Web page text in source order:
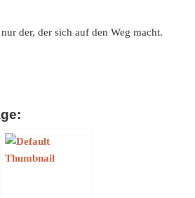
der, der sich auf den Weg macht.